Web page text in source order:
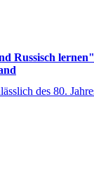
Russisch lernen"